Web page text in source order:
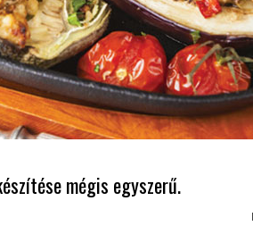
mégis egyszerű.